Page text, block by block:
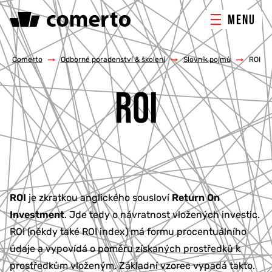
MENU
ONLINE MARKETING
TVORBA WEBU
PORADENSTVÍ & ŠKOLENÍ
REFERENCE
O NÁS
KONTAKTY
Comerto / Odborné poradenství & školení / Slovník pojmů / ROI
ROI
ROI je zkratkou anglického sousloví Return On
Investment. Jde tedy o návratnost vložených investic.
ROI (někdy také ROI index) má formu procentuálního
údaje a vypovídá o poměru získaných prostředků k
prostředkům vloženým. Základní vzorec vypadá takto.